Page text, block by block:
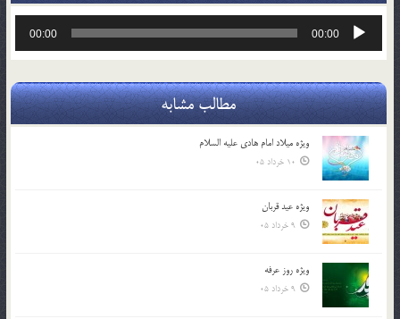
پخش‌کننده
00:00
00:00
مطالب مشابه
ویژه میلاد امام هادی علیه السلام
10 خرداد 05
ویژه عید قربان
9 خرداد 05
ویژه روز عرفه
9 خرداد 05